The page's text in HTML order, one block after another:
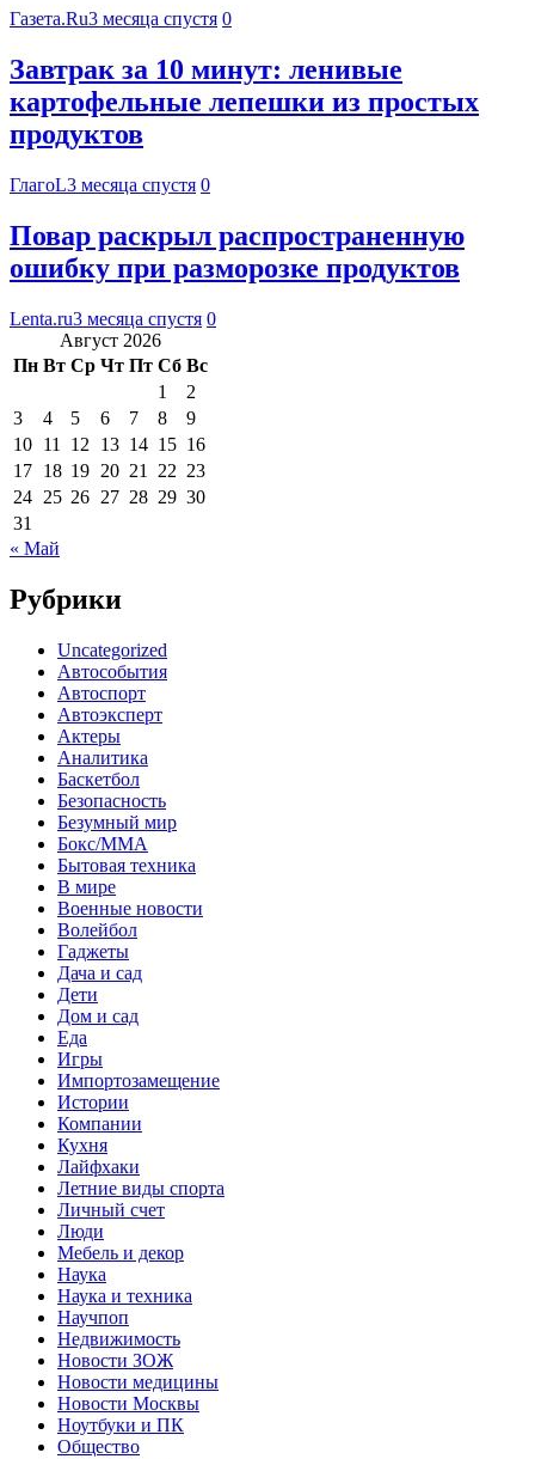
Газета.Ru3 месяца спустя 0
Завтрак за 10 минут: ленивые
картофельные лепешки из простых
продуктов
ГлагоL3 месяца спустя 0
Повар раскрыл распространенную
ошибку при разморозке продуктов
Lenta.ru3 месяца спустя 0
Август 2026
Пн Вт Ср Чт Пт Сб Вс
1
2
3
4 5 6 7 8
9
10 11 12 13 14 15 16
17 18 19 20 21 22 23
24 25 26 27 28 29 30
31
« Май
Рубрики
Uncategorized
Автособытия
Автоспорт
Автоэксперт
Актеры
Аналитика
Баскетбол
Безопасность
Безумный мир
Бокс/MMA
Бытовая техника
В мире
Военные новости
Волейбол
Гаджеты
Дача и сад
Дети
Дом и сад
Еда
Игры
Импортозамещение
Истории
Компании
Кухня
Лайфхаки
Летние виды спорта
Личный счет
Люди
Мебель и декор
Наука
Наука и техника
Научпоп
Недвижимость
Новости ЗОЖ
Новости медицины
Новости Москвы
Ноутбуки и ПК
Общество